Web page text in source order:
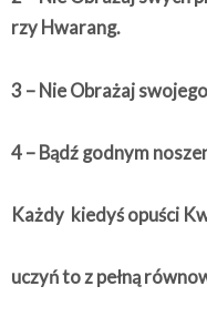
rzy Hwarang.
3 – Nie Obrażaj
4 – Bądź godnym
Każdy kiedyś opuści
uczyń to z pełną